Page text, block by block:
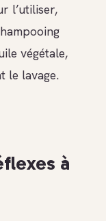
l’utiliser,
végétale,
le lavage.
à